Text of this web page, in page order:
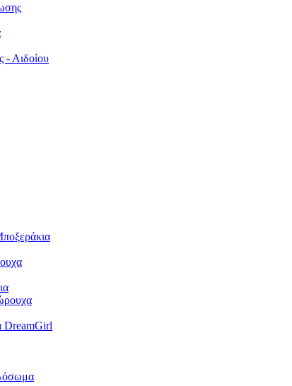
- Αιδοίου
DreamGirl